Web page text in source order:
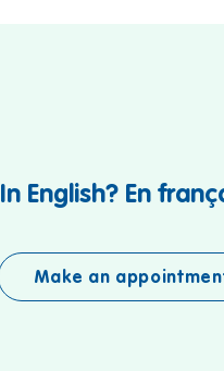
In English? En
Make an